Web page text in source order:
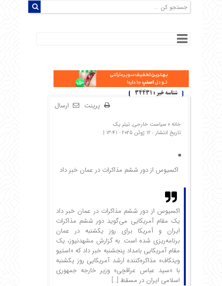
شناسه خبر : 34431
ارسال پرینت
خانه » سیاست خارجی, تیتر یک
تاریخ انتشار : 12 ژوئن 2025 - 13:41 |
اکسیوس از دور ششم مذاکرات در عمان خبر داد
اکسیوس از دور ششم مذاکرات در عمان خبر داد
یک مقام آمریکایی می‌گوید دور ششم مذاکرات
ایران و آمریکا برای روز یکشنبه در عمان
برنامه‌ریزی شده است. به گزارش مشهدنیوز، یک
مقام آمریکایی بامداد پنجشنبه خبر داد که «استیو
ویتکاف» مذاکره‌کننده ارشد آمریکایی روز یکشنبه
با «سید عباس عراقچی» وزیر خارجه جمهوری
اسلامی ایران در مسقط […]